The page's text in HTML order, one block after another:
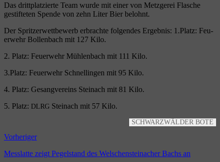
Das dritt­plat­zier­te Team wur­de mit einer von Metz­ge­rei Fla­sche
gestif­te­ten Spen­de von zehn Liter Bier belohnt.
Der Sprit­zer­wett­be­werb erbrach­te fol­gen­des Ergeb­nis: 1.Platz: Feu­
er­wehr Bol­len­bach mit 127 Kilo.
2. Platz: Feu­er­wehr Müh­len­bach mit 111 Kilo.
3.Platz: Feu­er­wehr Schnell­in­gen mit 95 Kilo.
4. Platz: Gesang­ver­eins Stein­ach mit 81 Kilo.
5. Platz: DLRG Stein­ach mit 57 Kilo.
SCHWARZ­WÄL­DER BOTE
Vorheriger
Messlatte zeigt Pegelstand des Welschensteinacher Bachs an